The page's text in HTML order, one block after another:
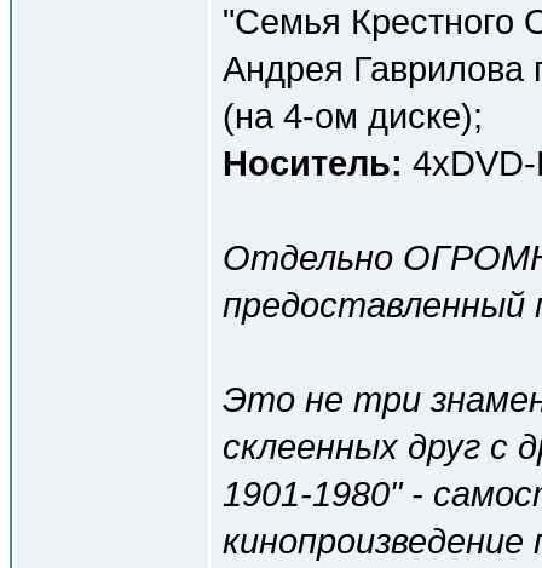
"Семья Крестного
Андрея Гаврилова
(на 4-ом диске);
Носитель:
Отдельно
Это не три
склеенных друг с
1901-1980" -